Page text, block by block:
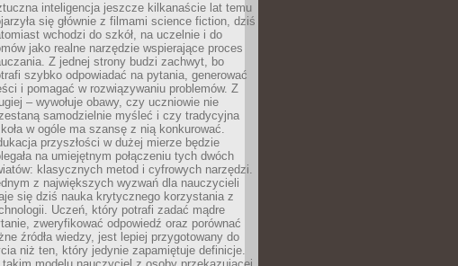
inteligencja jeszcze kilkanaście lat temu
się głównie z filmami science fiction, dziś
wchodzi do szkół, na uczelnie i do
jako realne narzędzie wspierające proces
Z jednej strony budzi zachwyt, bo
szybko odpowiadać na pytania, generować
i pomagać w rozwiązywaniu problemów. Z
– wywołuje obawy, czy uczniowie nie
samodzielnie myśleć i czy tradycyjna
w ogóle ma szansę z nią konkurować.
przyszłości w dużej mierze będzie
na umiejętnym połączeniu tych dwóch
klasycznych metod i cyfrowych narzędzi.
z największych wyzwań dla nauczycieli
się dziś nauka krytycznego korzystania z
Uczeń, który potrafi zadać mądre
zweryfikować odpowiedź oraz porównać
źródła wiedzy, jest lepiej przygotowany do
niż ten, który jedynie zapamiętuje definicje.